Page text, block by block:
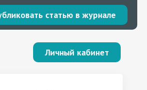
статью в журнале
Личный кабинет